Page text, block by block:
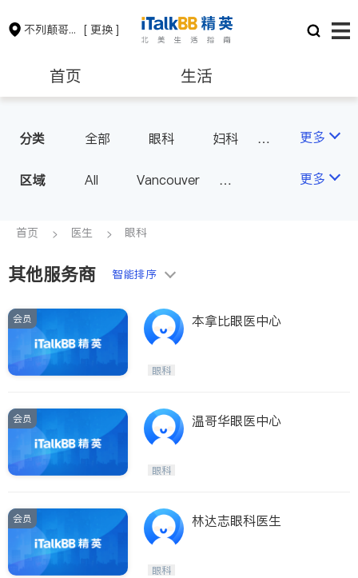
不列颠哥伦比亚省 [ 更换 ]
首页 生活
保险理财 房地产租售
会计师
分类 全部 眼科
妇科
医生-其它
医美
更多
区域 All
Vancouver
Surrey
Port Coquitlam
New Westminster
Langley
Port Moody
Maple Ridge
BC - Other Cities
更多
首页 医生 眼科
其他服务商 智能排序
会员 本拿比眼医中心
眼科
会员 温哥华眼医中心
眼科
会员 林达志眼科医生
眼科